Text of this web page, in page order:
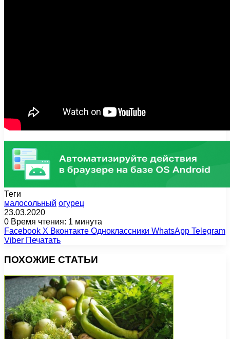
Теги
малосольный огурец
23.03.2020
0 Время чтения: 1 минута
Facebook X Вконтакте Одноклассники WhatsApp Telegram
Viber Печатать
ПОХОЖИЕ СТАТЬИ